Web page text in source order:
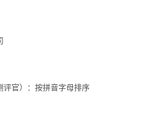
评官）：按拼音字母排序